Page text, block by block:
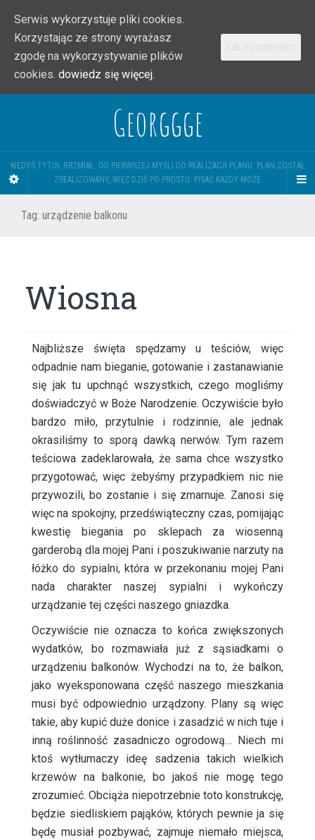
Georggge
KIEDYŚ TYTUŁ BRZMIAŁ: OD PIERWSZEJ MYŚLI DO REALIZACJI PLANU. PLAN ZOSTAŁ
ZREALIZOWANY, WIĘC DZIŚ PO PROSTU: PISAĆ KAŻDY MOŻE
Tag: urządzenie balkonu
Wiosna
Najbliższe święta spędzamy u teściów, więc
odpadnie nam bieganie, gotowanie i zastanawianie
się jak tu upchnąć wszystkich, czego mogliśmy
doświadczyć w Boże Narodzenie. Oczywiście było
bardzo miło, przytulnie i rodzinnie, ale jednak
okrasiliśmy to sporą dawką nerwów. Tym razem
teściowa zadeklarowała, że sama chce wszystko
przygotować, więc żebyśmy przypadkiem nic nie
przywozili, bo zostanie i się zmarnuje. Zanosi się
więc na spokojny, przedświąteczny czas, pomijając
kwestię biegania po sklepach za wiosenną
garderobą dla mojej Pani i poszukiwanie narzuty na
łóżko do sypialni, która w przekonaniu mojej Pani
nada charakter naszej sypialni i wykończy
urządzanie tej części naszego gniazdka.
Oczywiście nie oznacza to końca zwiększonych
wydatków, bo rozmawiała już z sąsiadkami o
urządzeniu balkonów. Wychodzi na to, że balkon,
jako wyeksponowana część naszego mieszkania
musi być odpowiednio urządzony. Plany są więc
takie, aby kupić duże donice i zasadzić w nich tuje i
inną roślinność zasadniczo ogrodową… Niech mi
ktoś wytłumaczy ideę sadzenia takich wielkich
krzewów na balkonie, bo jakoś nie mogę tego
zrozumieć. Obciąża niepotrzebnie toto konstrukcję,
będzie siedliskiem pająków, których pewnie ja się
będę musiał pozbywać, zajmuje niemało miejsca,
Serwis wykorzystuje pliki cookies.
Korzystając ze strony wyrażasz
zgodę na wykorzystywanie plików
cookies. dowiedz się więcej.